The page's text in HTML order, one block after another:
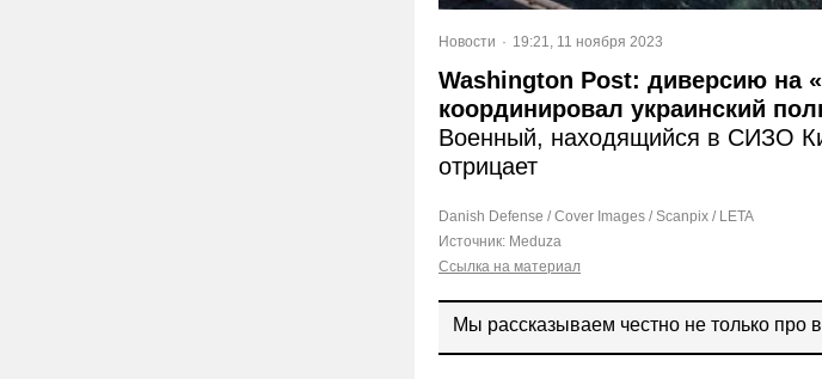
Новости 19:21, 11 ноября 2023
Washington Post: диверсию на
координировал украинский
Военный, находящийся в СИЗО
отрицает
Danish Defense / Cover Images / Scanpix / LETA
Источник: Meduza
Ссылка на материал
Мы рассказываем честно не только про